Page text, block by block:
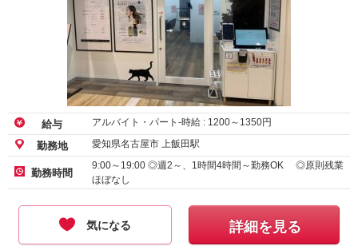
給与 アルバイト・パート-時給 : 1200～ 1350円
勤務地 愛知県名古屋市 上飯田駅
勤務時間
9:00～19:00 ◎週2～、1時間4時間～勤務OK ◎原則残業
ほぼなし
気になる 詳細を見る